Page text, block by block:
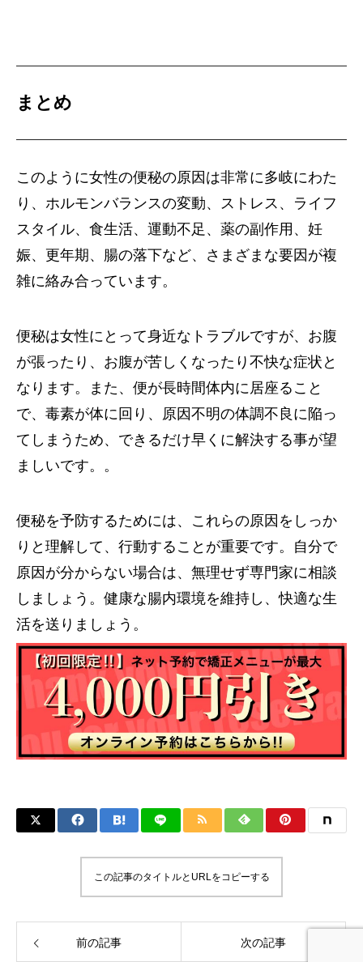
まとめ
このように女性の便秘の原因は非常に多岐にわた
り、ホルモンバランスの変動、ストレス、ライフ
スタイル、食生活、運動不足、薬の副作用、妊
娠、更年期、腸の落下など、さまざまな要因が複
雑に絡み合っています。
便秘は女性にとって身近なトラブルですが、お腹
が張ったり、お腹が苦しくなったり不快な症状と
なります。また、便が長時間体内に居座ること
で、毒素が体に回り、原因不明の体調不良に陥っ
てしまうため、できるだけ早くに解決する事が望
ましいです。。
便秘を予防するためには、これらの原因をしっか
りと理解して、行動することが重要です。自分で
原因が分からない場合は、無理せず専門家に相談
しましょう。健康な腸内環境を維持し、快適な生
活を送りましょう。
この記事のタイトルとURLをコピーする
前の記事 次の記事